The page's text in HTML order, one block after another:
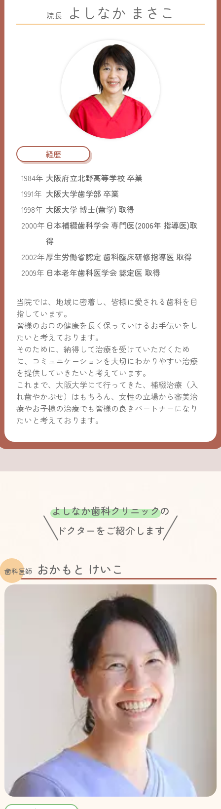
院長 よしなか まさこ
経歴
1984年 大阪府立北野高等学校 卒業
1991年 大阪大学歯学部 卒業
1998年 大阪大学 博士(歯学) 取得
2000年 日本補綴歯科学会 専門医(2006年 指導医)取
得
2002年厚生労働省認定 歯科臨床研修指導医 取得
2009年 日本老年歯科医学会 認定医 取得
当院では、地域に密着し、皆様に愛される歯科を目
指しています。
皆様のお口の健康を長く保っていけるお手伝いをし
たいと考えております。
そのために、納得して治療を受けていただくため
に、コミュニケーションを大切にわかりやすい治療
を提供していきたいと考えています。
これまで、大阪大学にて行ってきた、補綴治療（入
れ歯やかぶせ）はもちろん、女性の立場から審美治
療やお子様の治療でも皆様の良きパートナーになり
たいと考えております。
よしなか歯科クリニックの
ドクターをご紹介します
歯科医師 おかもと けいこ